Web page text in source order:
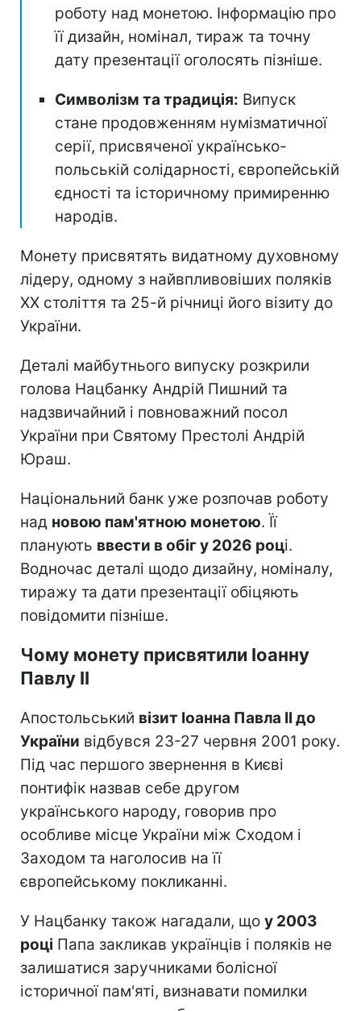
роботу над монетою. Інформацію про
її дизайн, номінал, тираж та точну
дату презентації оголосять пізніше.
Символізм та традиція: Випуск
стане продовженням нумізматичної
серії, присвяченої українсько-
польській солідарності, європейській
єдності та історичному примиренню
народів.
Монету присвятять видатному духовному
лідеру, одному з найвпливовіших поляків
ХХ століття та 25-й річниці його візиту до
України.
Деталі майбутнього випуску розкрили
голова Нацбанку Андрій Пишний та
надзвичайний і повноважний посол
України при Святому Престолі Андрій
Юраш.
Національний банк уже розпочав роботу
над новою пам'ятною монетою. Її
планують ввести в обіг у 2026 році.
Водночас деталі щодо дизайну, номіналу,
тиражу та дати презентації обіцяють
повідомити пізніше.
Чому монету присвятили Іоанну
Павлу II
Апостольський візит Іоанна Павла II до
України відбувся 23-27 червня 2001 року.
Під час першого звернення в Києві
понтифік назвав себе другом
українського народу, говорив про
особливе місце України між Сходом і
Заходом та наголосив на її
європейському покликанні.
У Нацбанку також нагадали, що у 2003
році Папа закликав українців і поляків не
залишатися заручниками болісної
історичної пам'яті, визнавати помилки